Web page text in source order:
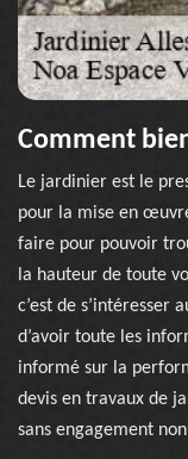
Comment
Le jardinier est le
pour la mise en
faire pour pouvoir
la hauteur de toute
c’est de s’intéresser
d’avoir toute les
informé sur la
devis en travaux de
sans engagement